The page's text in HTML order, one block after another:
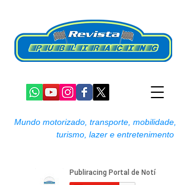
Mundo motorizado, transporte, mobilidade,
turismo, lazer e entretenimento